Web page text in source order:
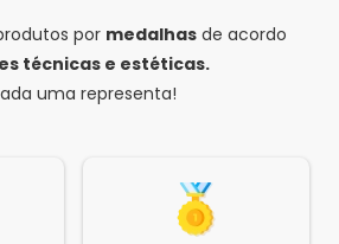
por medalhas de acordo
técnicas e estéticas.
uma representa!